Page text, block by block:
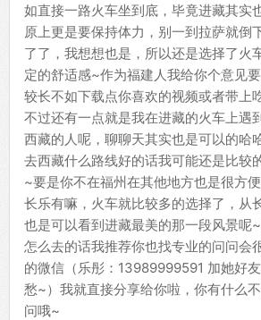
如直接一路火车坐到底，毕竟进藏其实
原上更是要保持体力，别一到拉萨就倒
了了，我想想也是，所以还是选择了火
定的舒适感~作为福建人我给你个意见
较长不如下载点你喜欢的视频或者带上
不过还有一点就是我在进藏的火车上遇
西藏的人呢，聊聊天其实也是可以的哈
去西藏什么路线好的话我可能还是比较
~要是你不在福州在其他地方也是很方
长乐有嘛，火车就比较多的选择了，从
也是可以看到进藏最美的那一段风景呢
怎么去的话我推荐你也找专业的问问会
的微信（乐彤：13989999591 加她好
愁~）我就直接分享给你啦，你有什么
问哦~